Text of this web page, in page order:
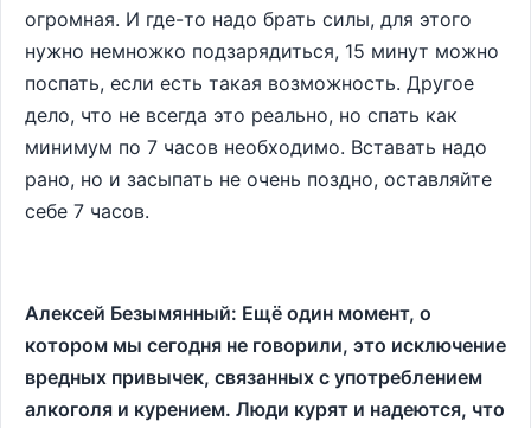
огромная. И где-то надо брать силы, для этого
нужно немножко подзарядиться, 15 минут можно
поспать, если есть такая возможность. Другое
дело, что не всегда это реально, но спать как
минимум по 7 часов необходимо. Вставать надо
рано, но и засыпать не очень поздно, оставляйте
себе 7 часов.
Алексей Безымянный: Ещё один момент, о
котором мы сегодня не говорили, это исключение
вредных привычек, связанных с употреблением
алкоголя и курением. Люди курят и надеются, что